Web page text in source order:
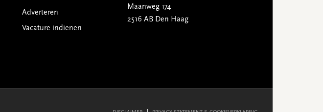
Adverteren
Vacature indienen
Maanweg 174
2516 AB Den Haag